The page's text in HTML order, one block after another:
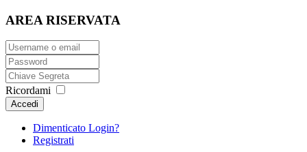
AREA RISERVATA
Ricordami
Accedi
Dimenticato Login?
Registrati